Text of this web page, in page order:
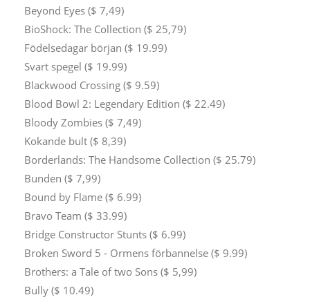
Beyond Eyes ($ 7,49)
BioShock: The Collection ($ 25,79)
Födelsedagar början ($ 19.99)
Svart spegel ($ 19.99)
Blackwood Crossing ($ 9.59)
Blood Bowl 2: Legendary Edition ($ 22.49)
Bloody Zombies ($ 7,49)
Kokande bult ($ 8,39)
Borderlands: The Handsome Collection ($ 25.79)
Bunden ($ 7,99)
Bound by Flame ($ 6.99)
Bravo Team ($ 33.99)
Bridge Constructor Stunts ($ 6.99)
Broken Sword 5 - Ormens förbannelse ($ 9.99)
Brothers: a Tale of two Sons ($ 5,99)
Bully ($ 10.49)